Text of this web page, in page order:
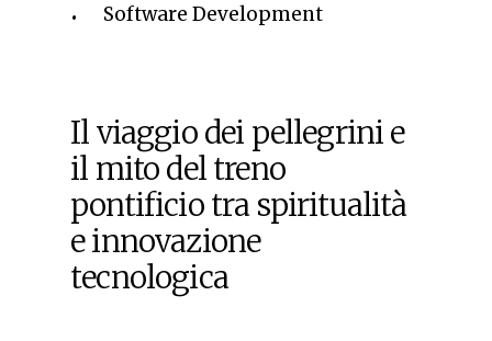
Software Development
Il viaggio dei pellegrini e
il mito del treno
pontificio tra spiritualità
e innovazione
tecnologica